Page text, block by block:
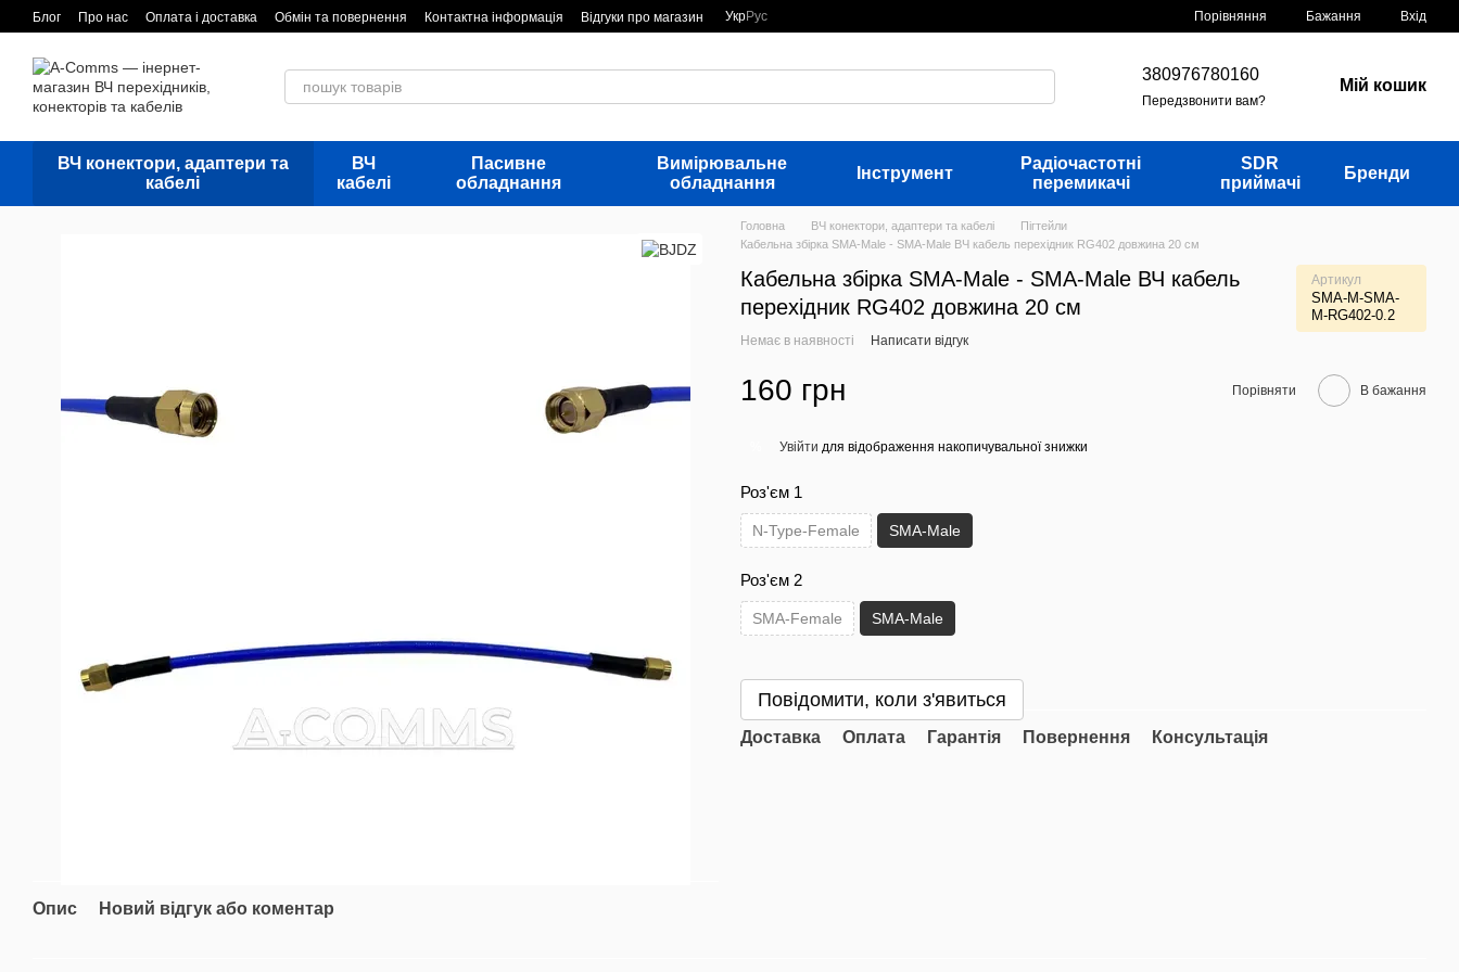
Перейти до основного контенту
Блог Про нас Оплата і доставка Обмін та повернення Контактна інформація Відгуки про магазин УкрРус Порівняння Бажання Вхід
380976780160
Передзвонити вам?
Мій кошик
ВЧ конектори, адаптери та
кабелі
ВЧ
кабелі
Пасивне
обладнання
Вимірювальне
обладнання
Інструмент
Радіочастотні
перемикачі
SDR
приймачі
Бренди
Опис Новий відгук або коментар
Головна ВЧ конектори, адаптери та кабелі
Пігтейли
Кабельна збірка SMA-Male - SMA-Male ВЧ кабель перехідник RG402 довжина 20 см
Кабельна збірка SMA-Male - SMA-Male ВЧ кабель
перехідник RG402 довжина 20 см
Артикул
SMA-M-SMA-
M-RG402-0.2
Немає в наявності Написати відгук
160 грн Порівняти В бажання
Увійти для відображення накопичувальної знижки
Роз'єм 1
N-Type-Female SMA-Male
Роз'єм 2
SMA-Female SMA-Male
Повідомити, коли з'явиться
Доставка Оплата Гарантія Повернення Консультація